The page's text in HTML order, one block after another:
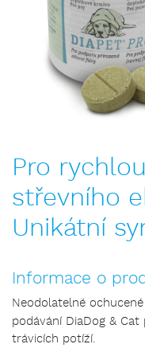
Pro
střevního
Unikátní
Informace o
Neodolatelně
podávání DiaDog &
trávicích potíží.